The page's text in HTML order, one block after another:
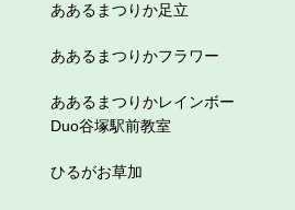
ああるまつりか足立
ああるまつりかフラワー
ああるまつりかレインボー
Duo谷塚駅前教室
ひるがお草加